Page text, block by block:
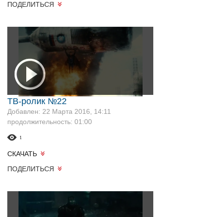
ПОДЕЛИТЬСЯ
ТВ-ролик №22
Добавлен: 22 Марта 2016, 14:11
продолжительность: 01:00
1
СКАЧАТЬ
ПОДЕЛИТЬСЯ